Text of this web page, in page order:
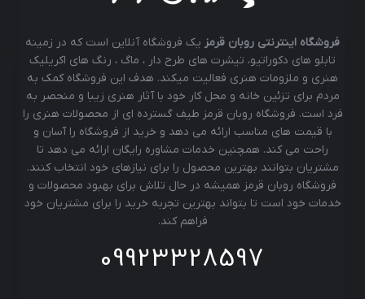
فروشگاه اینترنتی روبان قرمز یک فروشگاه آنلاین است که در زمینه
تابلو های دکوراتیو، تیشرت های طرح دار ، ماگ ، رنگ های اکریلیک
هنری و ملزومات هنری فعالیت میکند. هدف این فروشگاه کمک به
مردم برای تزئین خانه و محل کار خود با آثار هنری زیبا و منحصر به
فرد است. فروشگاه روبان قرمز طیف گسترده ای از محصولات هنری را
با قیمت های مناسب ارائه می دهد و خرید از فروشگاه را آسان و
راحت می کند. همچنین خدمات مشاوره رایگان ارائه می دهد تا
مشتریان بتوانند بهترین محصول را برای نیازهای خود انتخاب کنند.
فروشگاه روبان قرمز همیشه در حال تلاش برای بهبود محصولات و
خدمات خود است تا بتواند بهترین تجربه خرید را برای مشتریان خود
فراهم کند.
09923328597